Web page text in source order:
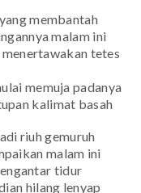
membantah
malam ini
tetes
memuja padanya
kalimat basah
riuh gemuruh
malam ini
tidur
hilang lenyap